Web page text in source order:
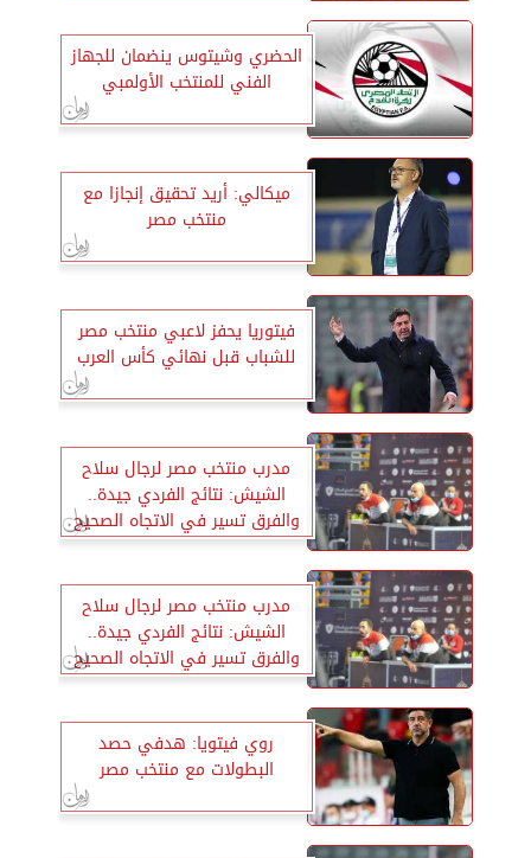
الحضري وشيتوس ينضمان للجهاز
الفني للمنتخب الأولمبي
ميكالي: أريد تحقيق إنجازا مع
منتخب مصر
فيتوريا يحفز لاعبي منتخب مصر
للشباب قبل نهائي كأس العرب
مدرب منتخب مصر لرجال سلاح
الشيش: نتائج الفردي جيدة..
والفرق تسير في الاتجاه الصحيح
مدرب منتخب مصر لرجال سلاح
الشيش: نتائج الفردي جيدة..
والفرق تسير في الاتجاه الصحيح
روي فيتويا: هدفي حصد
البطولات مع منتخب مصر